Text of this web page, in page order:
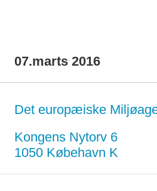
07.marts 2016
Det europæiske
Kongens Nytorv 6
1050 Købehavn K